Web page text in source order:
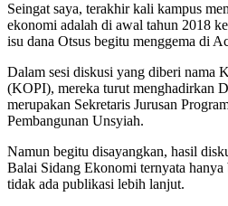
Seingat saya, terakhir kali kampus
ekonomi adalah di awal tahun 2018
isu dana Otsus begitu menggema di
Dalam sesi diskusi yang diberi nama
(KOPI), mereka turut menghadirkan
merupakan Sekretaris Jurusan
Pembangunan Unsyiah.
Namun begitu disayangkan, hasil
Balai Sidang Ekonomi ternyata hanya
tidak ada publikasi lebih lanjut.